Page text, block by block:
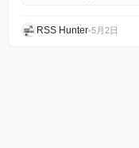
RSS Hunter•5月2日